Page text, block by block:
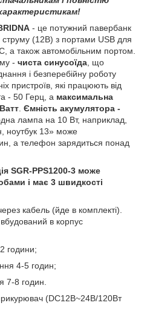
- це потужний павербанк
струму (12В) з портами USB для
а також автомобільним портом.
- чиста синусоїда , що
і безперебійну роботу
пристроїв, які працюють від
- 50 Герц, а максимальна
Ємність акумулятора -
лампа на 10 Вт, наприклад,
ноутбук 13» може
а телефон зарядиться понад
SGR-PPS1200-3 може
і має 3 швидкості
кабель (йде в комплекті).
в корпус
години;
4-5 годин;
7-8 годин.
(DC12В~24В/120Вт